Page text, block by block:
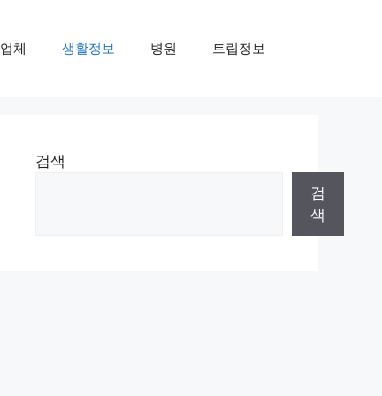
업체 생활정보 병원 트립정보
검색
검
색